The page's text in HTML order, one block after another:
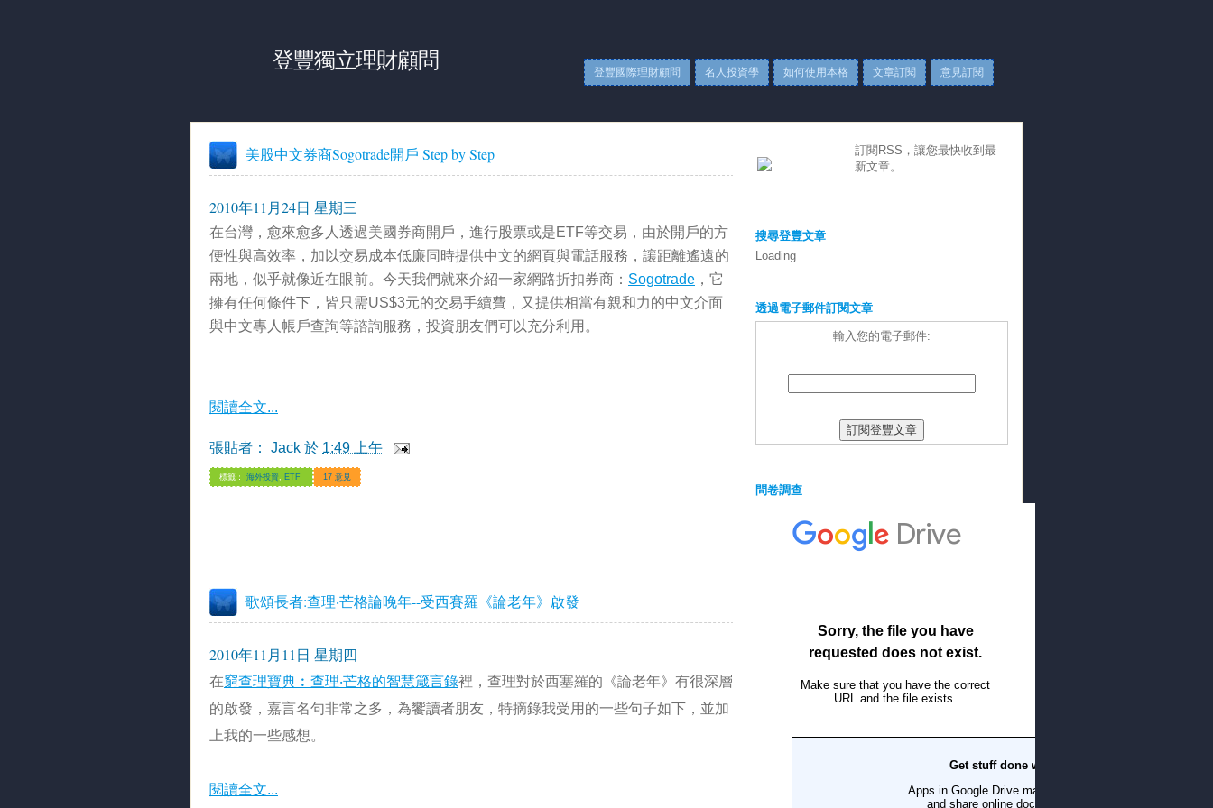
登豐國際理財顧問 名人投資學 如何使用本格 文章訂閱 意見訂閱
登豐獨立理財顧問
美股中文券商Sogotrade開戶 Step by Step
2010年11月24日 星期三
在台灣，愈來愈多人透過美國券商開戶，進行股票或是ETF等交易，由於開戶的方
便性與高效率，加以交易成本低廉同時提供中文的網頁與電話服務，讓距離遙遠的
兩地，似乎就像近在眼前。今天我們就來介紹一家網路折扣券商： Sogotrade ，它
擁有任何條件下，皆只需US$3元的交易手續費，又提供相當有親和力的中文介面
與中文專人帳戶查詢等諮詢服務，投資朋友們可以充分利用。
閱讀全文...
張貼者： Jack 於 1:49 上午
標籤： 海外投資, ETF 17 意見
歌頌長者:查理‧芒格論晚年--受西賽羅《論老年》啟發
2010年11月11日 星期四
在窮查理寶典︰查理‧芒格的智慧箴言錄裡，查理對於西塞羅的《論老年》有很深層
的啟發，嘉言名句非常之多，為饗讀者朋友，特摘錄我受用的一些句子如下，並加
上我的一些感想。
閱讀全文...
訂閱RSS，讓您最快收到最
新文章。
搜尋登豐文章
Loading
透過電子郵件訂閱文章
輸入您的電子郵件:
問卷調查